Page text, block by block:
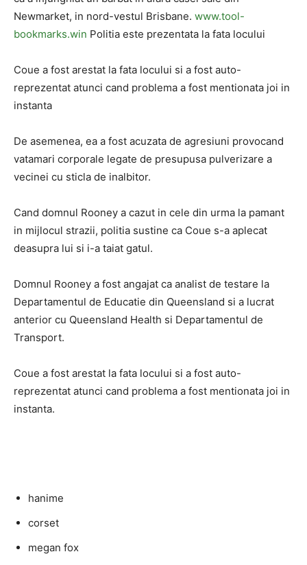
Newmarket, in nord-vestul Brisbane. www.tool-
bookmarks.win Politia este prezentata la fata locului
Coue a fost arestat la fata locului si a fost auto-
reprezentat atunci cand problema a fost mentionata joi in
instanta
De asemenea, ea a fost acuzata de agresiuni provocand
vatamari corporale legate de presupusa pulverizare a
vecinei cu sticla de inalbitor.
Cand domnul Rooney a cazut in cele din urma la pamant
in mijlocul strazii, politia sustine ca Coue s-a aplecat
deasupra lui si i-a taiat gatul.
Domnul Rooney a fost angajat ca analist de testare la
Departamentul de Educatie din Queensland si a lucrat
anterior cu Queensland Health si Departamentul de
Transport.
Coue a fost arestat la fata locului si a fost auto-
reprezentat atunci cand problema a fost mentionata joi in
instanta.
hanime
corset
megan fox